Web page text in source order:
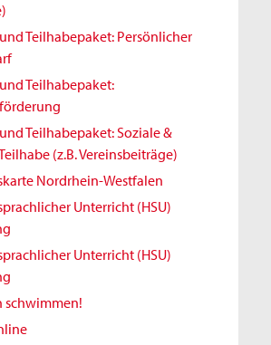
Teilhabepaket: Persönlicher
Teilhabepaket:
Teilhabepaket: Soziale &
(z.B. Vereinsbeiträge)
Nordrhein-Westfalen
Unterricht (HSU)
Unterricht (HSU)
schwimmen!